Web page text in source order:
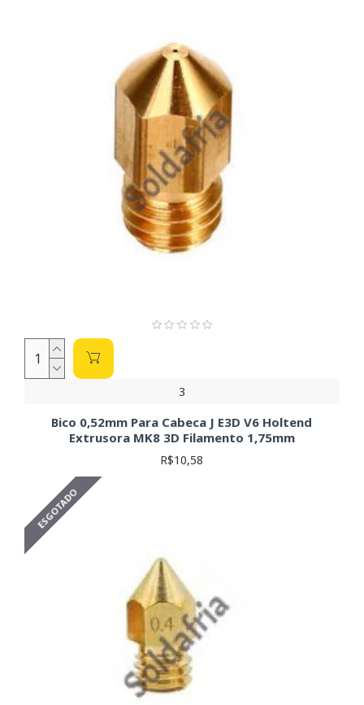
3
Bico 0,52mm Para Cabeca J E3D V6 Holtend
Extrusora MK8 3D Filamento 1,75mm
R$10,58
ESGOTADO